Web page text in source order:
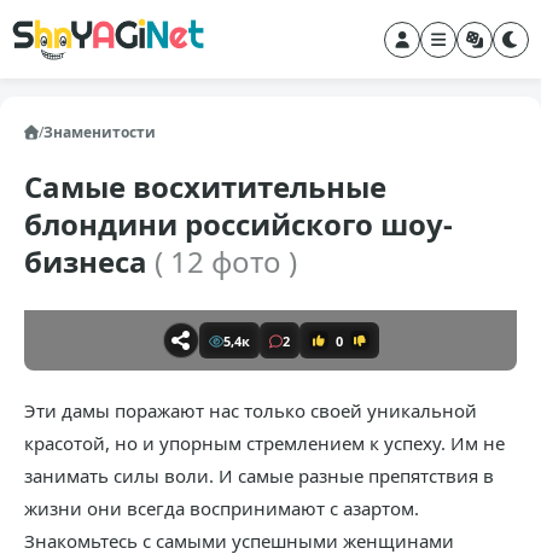
/Знаменитости
Самые восхитительные
блондини российского шоу-
бизнеса ( 12 фото )
5,4к 2 0
Эти дамы поражают нас только своей уникальной
красотой, но и упорным стремлением к успеху. Им не
занимать силы воли. И самые разные препятствия в
жизни они всегда воспринимают с азартом.
Знакомьтесь с самыми успешными женщинами